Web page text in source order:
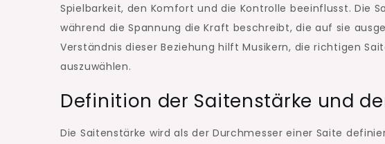
Spielbarkeit, den Komfort und die Kontrolle beeinflusst. Die
während die Spannung die Kraft beschreibt, die auf sie
Verständnis dieser Beziehung hilft Musikern, die richtigen
auszuwählen.
Definition der Saitenstärke und
Die Saitenstärke wird als der Durchmesser einer Saite